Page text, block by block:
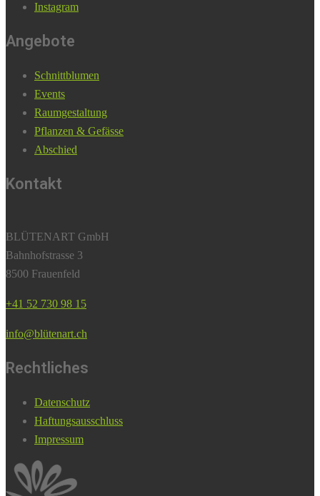
Instagram
Angebote
Schnittblumen
Events
Raumgestaltung
Pflanzen & Gefässe
Abschied
Kontakt
BLÜTENART GmbH
Bahnhofstrasse 3
8500 Frauenfeld
+41 52 730 98 15
info@blütenart.ch
Rechtliches
Datenschutz
Haftungsausschluss
Impressum